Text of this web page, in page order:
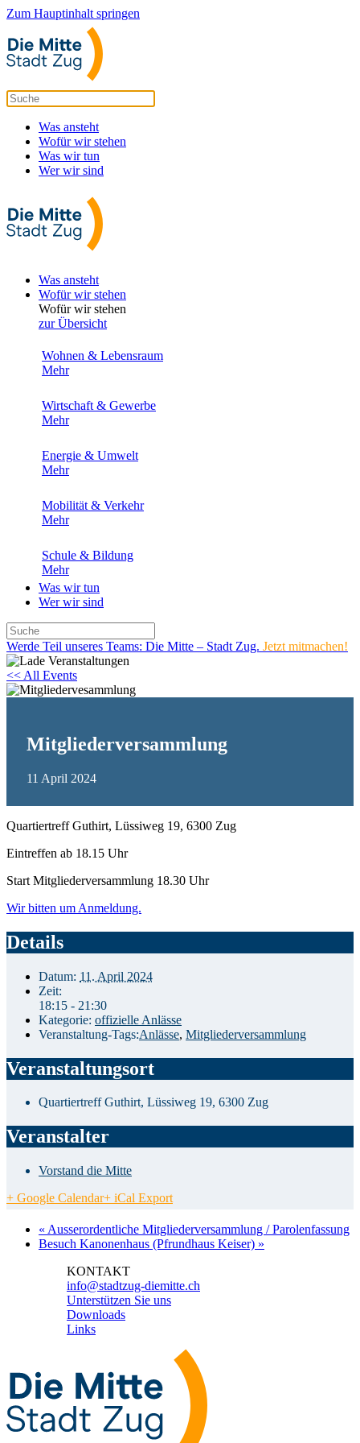
Zum Hauptinhalt springen
Was ansteht
Wofür wir stehen
Was wir tun
Wer wir sind
Was ansteht
Wofür wir stehen
Wofür wir stehen
zur Übersicht
Wohnen & Lebensraum
Mehr
Wirtschaft & Gewerbe
Mehr
Energie & Umwelt
Mehr
Mobilität & Verkehr
Mehr
Schule & Bildung
Mehr
Was wir tun
Wer wir sind
Werde Teil unseres Teams: Die Mitte – Stadt Zug. Jetzt mitmachen!
<< All Events
Mitgliederversammlung
11 April 2024
Quartiertreff Guthirt, Lüssiweg 19, 6300 Zug
Eintreffen ab 18.15 Uhr
Start Mitgliederversammlung 18.30 Uhr
Wir bitten um Anmeldung.
Details
Datum: 11. April 2024
Zeit:
18:15 - 21:30
Kategorie: offizielle Anlässe
Veranstaltung-Tags:Anlässe, Mitgliederversammlung
Veranstaltungsort
Quartiertreff Guthirt, Lüssiweg 19, 6300 Zug
Veranstalter
Vorstand die Mitte
+ Google Calendar+ iCal Export
« Ausserordentliche Mitgliederversammlung / Parolenfassung
Besuch Kanonenhaus (Pfrundhaus Keiser) »
KONTAKT
info@stadtzug-diemitte.ch
Unterstützen Sie uns
Downloads
Links